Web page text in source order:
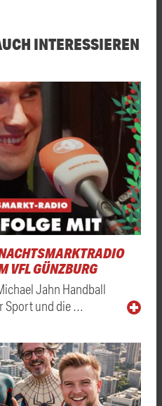
INTERESSIEREN
VFL GÜNZBURG
Jahn Handball
Sport und die …